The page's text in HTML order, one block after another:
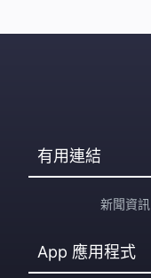
有用連結
新聞資訊
App 應用程式